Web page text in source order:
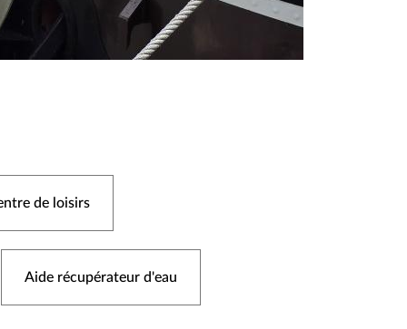
de loisirs
Aide récupérateur d'eau